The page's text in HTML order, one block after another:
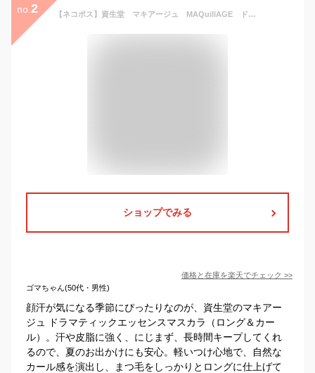
no. 2 【ネコポス】資生堂 マキアージュ MAQuillAGE ドラマティックエッセンスマスカラ（ロング＆カール）
ショップでみる
価格と在庫を楽天でチェック >>
ゴマちゃん(50代・男性)
顔汗が気になる季節にぴったりなのが、資生堂のマキアー
ジュ ドラマティックエッセンスマスカラ（ロング＆カー
ル）。汗や皮脂に強く、にじまず、長時間キープしてくれ
るので、夏のお出かけにも安心。軽いつけ心地で、自然な
カール感を演出し、まつ毛をしっかりとロングに仕上げて